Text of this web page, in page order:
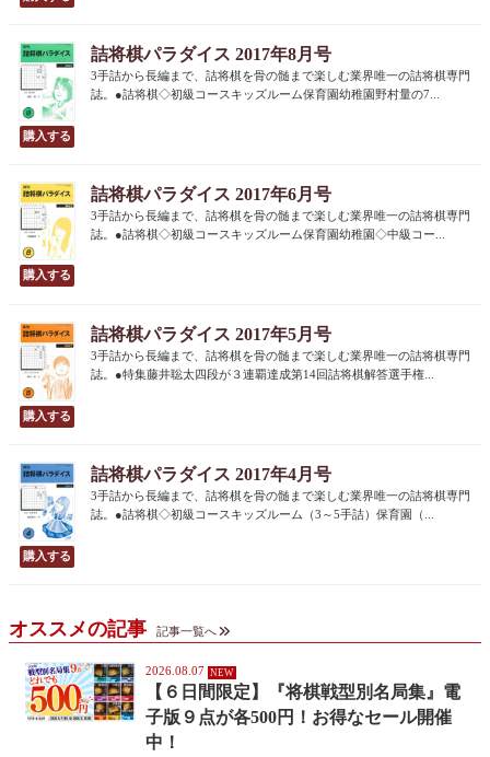
詰将棋パラダイス 2017年8月号
3手詰から長編まで、詰将棋を骨の髄まで楽しむ業界唯一の詰将棋専門
誌。●詰将棋◇初級コースキッズルーム保育園幼稚園野村量の7...
詰将棋パラダイス 2017年6月号
3手詰から長編まで、詰将棋を骨の髄まで楽しむ業界唯一の詰将棋専門
誌。●詰将棋◇初級コースキッズルーム保育園幼稚園◇中級コー...
詰将棋パラダイス 2017年5月号
3手詰から長編まで、詰将棋を骨の髄まで楽しむ業界唯一の詰将棋専門
誌。●特集藤井聡太四段が３連覇達成第14回詰将棋解答選手権...
詰将棋パラダイス 2017年4月号
3手詰から長編まで、詰将棋を骨の髄まで楽しむ業界唯一の詰将棋専門
誌。●詰将棋◇初級コースキッズルーム（3～5手詰）保育園（...
オススメの記事 記事一覧へ
2026.08.07
【６日間限定】『将棋戦型別名局集』電
子版９点が各500円！お得なセール開催
中！